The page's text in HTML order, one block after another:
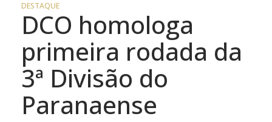
DESTAQUE
DCO homologa
primeira rodada da
3ª Divisão do
Paranaense